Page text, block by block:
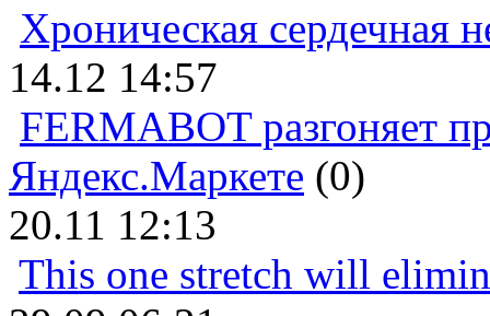
Хроническая сердечная
14.12 14:57
FERMABOT разгоняет
Яндекс.Маркете (0)
20.11 12:13
This one stretch will